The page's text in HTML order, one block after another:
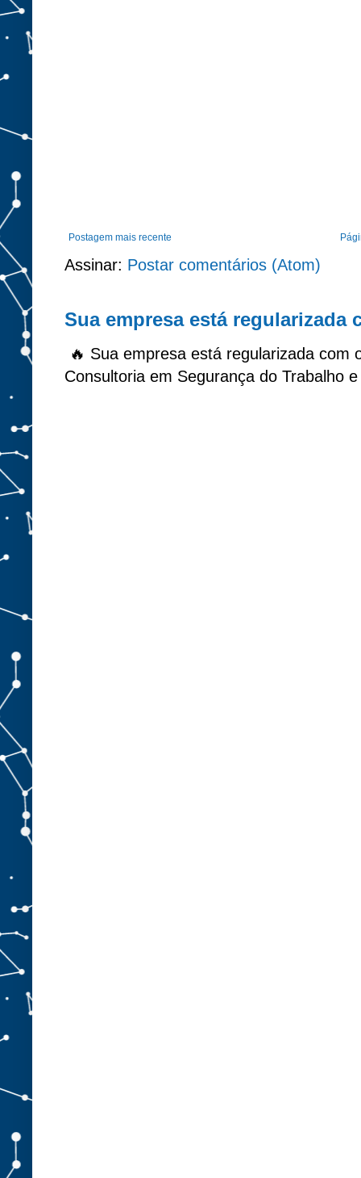
Postagem mais recente
Assinar: Postar comentários (Atom)
Sua empresa está regularizada
🔥 Sua empresa está regularizada com
Consultoria em Segurança do Trabalho